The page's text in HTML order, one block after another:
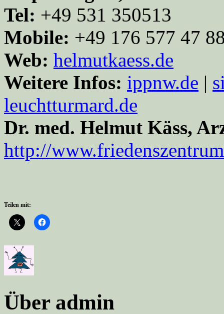
Tel: +49 531 350513
Mobile: +49 176 577 47
Web: helmutkaess.de
Weitere Infos: ippnw.de |
leuchtturmard.de
Dr. med. Helmut Käss,
http://
Teilen mit:
Über admin